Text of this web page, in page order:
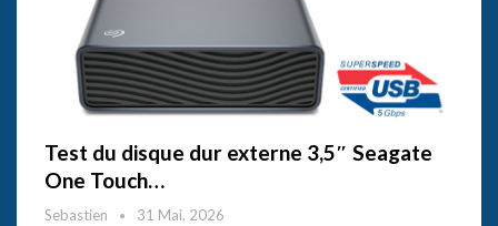
Test du disque dur externe 3,5″ Seagate
One Touch…
Sebastien 31 Mai, 2026